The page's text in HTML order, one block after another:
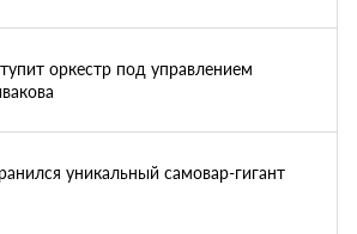
оркестр под управлением
уникальный самовар-гигант